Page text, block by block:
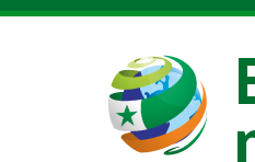
Direkt zum Inhalt